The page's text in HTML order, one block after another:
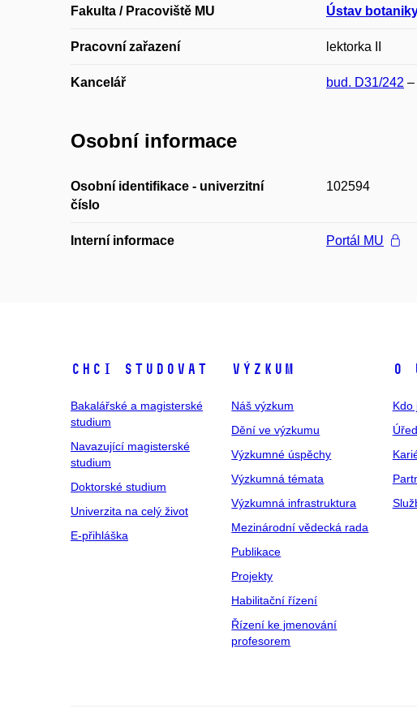
Fakulta / Pracoviště MU Ústav
Pracovní zařazení lektorka II
Kancelář bud. D31/242 –
Osobní informace
Osobní identifikace - univerzitní
číslo
102594
Interní informace Portál MU
Chci studovat
Bakalářské a magisterské
studium
Navazující magisterské
studium
Doktorské studium
Univerzita na celý život
E-přihláška
Výzkum
Náš výzkum
Dění ve výzkumu
Výzkumné úspěchy
Výzkumná témata
Výzkumná infrastruktura
Mezinárodní vědecká rada
Publikace
Projekty
Habilitační řízení
Řízení ke jmenování
profesorem
O
Kdo